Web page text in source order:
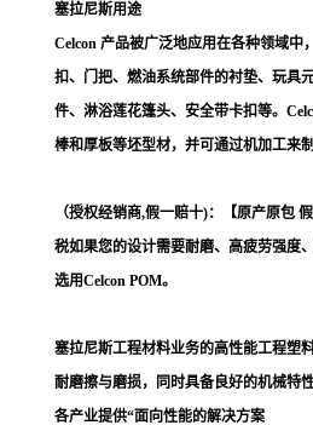
塞拉尼斯用途
Celcon 产品被广泛地应用在各种领域中
扣、门把、燃油系统部件的衬垫、玩具
件、淋浴莲花篷头、安全带卡扣等。
棒和厚板等坯型材，并可通过机加工来
（授权经销商,假一赔十)：【原产原包
税如果您的设计需要耐磨、高疲劳强度
选用Celcon POM。
塞拉尼斯工程材料业务的高性能工程塑
耐磨擦与磨损，同时具备良好的机械特
各产业提供“面向性能的解决方案